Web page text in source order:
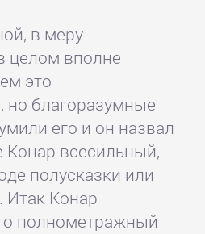
в меру
целом вполне
это
но благоразумные
его и он назвал
всесильный,
полусказки или
Итак Конар
полнометражный